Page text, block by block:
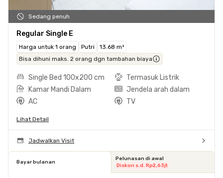
Sedang penuh
Regular Single E
Harga untuk 1 orang Putri
13.68 m²
Bisa dihuni maks. 2 orang dgn tambahan biaya
Single Bed 100x200 cm
Termasuk Listrik
Kamar Mandi Dalam
Jendela arah dalam
AC
TV
Lihat Detail
Jadwalkan Visit
Bayar bulanan
Pelunasan di awal
Diskon s.d. Rp2,63jt